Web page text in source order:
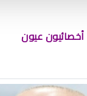
أخصائيون عيون